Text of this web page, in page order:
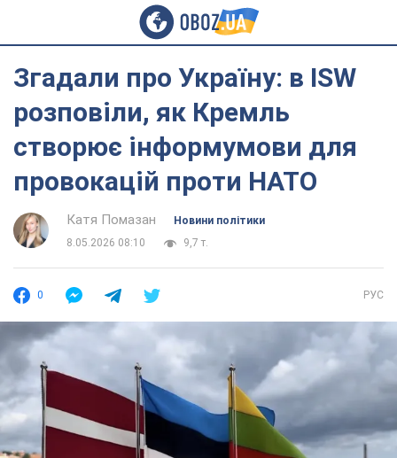
Згадали про Україну: в ISW
розповіли, як Кремль
створює інформумови для
провокацій проти НАТО
Катя Помазан
Новини політики
8.05.2026 08:10
9,7 т.
0 РУС